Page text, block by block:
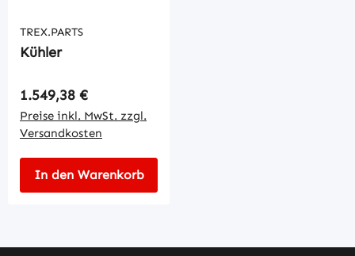
TREX.PARTS
Kühler
Regulärer Preis:
1.549,38 €
Preise inkl. MwSt. zzgl.
Versandkosten
In den Warenkorb